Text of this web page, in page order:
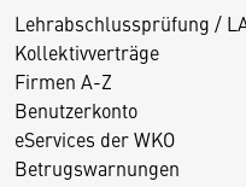
Lehrabschlussprüfung /
Kollektivverträge
Firmen A-Z
Benutzerkonto
eServices der WKO
Betrugswarnungen